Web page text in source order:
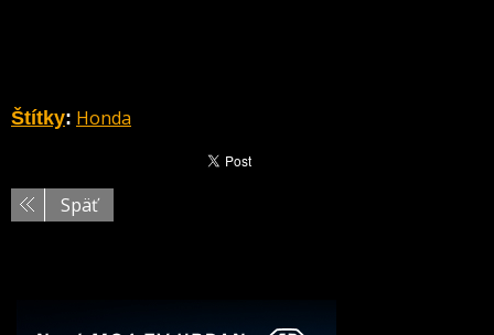
Štítky: Honda
Späť